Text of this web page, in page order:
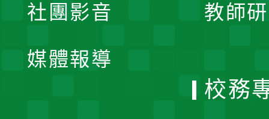
教師
社團影音
媒體報導
校務